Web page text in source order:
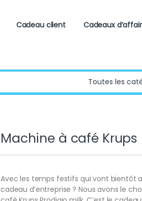
Cadeau client Cadeaux
Machine à café
Avec les temps festifs qui vont bientôt
cadeau d’entreprise ? Nous avons le